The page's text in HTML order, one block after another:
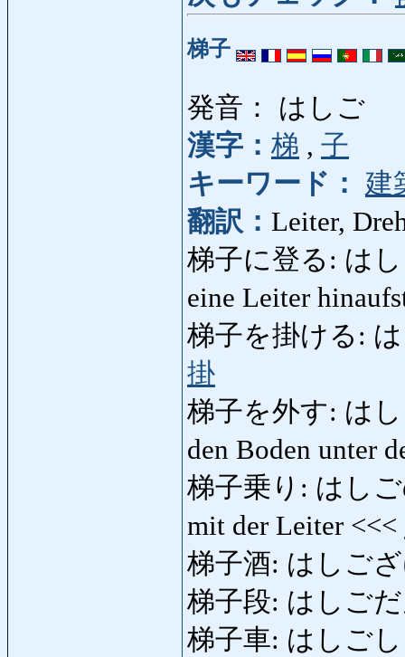
梯子
発音： はしご
漢字： 梯 , 子
キーワード：
建
翻訳： Leiter,
梯子に登る: はし
eine Leiter
梯子を掛ける:
掛
梯子を外す: は
den Boden unter
梯子乗り: はしご
mit der Leiter <<<
梯子酒: はしご
梯子段: はしご
梯子車: はしごし